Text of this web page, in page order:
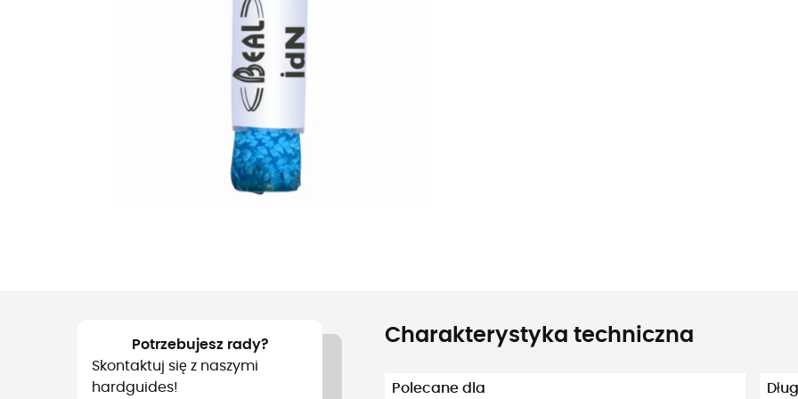
Potrzebujesz rady?
Skontaktuj się z naszymi
hardguides!
Charakterystyka techniczna
Polecane dla